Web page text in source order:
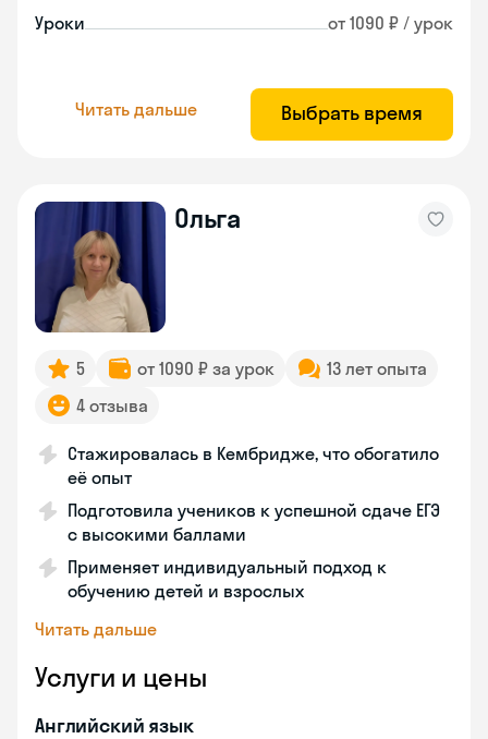
Уроки от 1090 ₽ / урок
Читать дальше Выбрать время
Ольга
5 от 1090 ₽ за урок
13 лет опыта
4 отзыва
Стажировалась в Кембридже, что обогатило
её опыт
Подготовила учеников к успешной сдаче ЕГЭ
с высокими баллами
Применяет индивидуальный подход к
обучению детей и взрослых
Читать дальше
Услуги и цены
Английский язык